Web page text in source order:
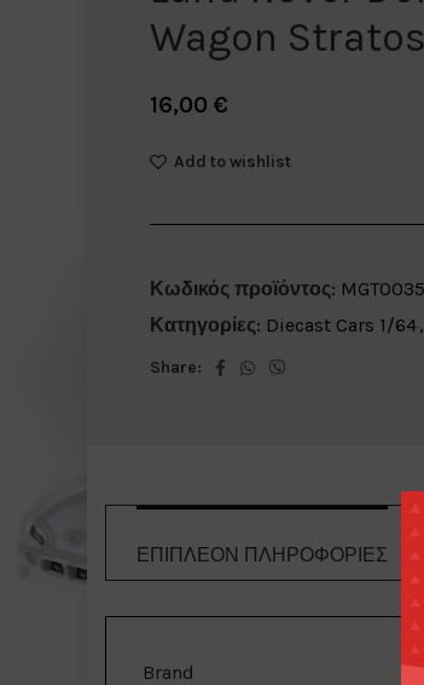
Wagon
16,00 €
Add to wishlist
Κωδικός προϊόντος:
Κατηγορίες: Diecast Cars 1/64,
Share:
ΕΠΙΠΛΈΟΝ ΠΛΗΡΟΦΟΡΊΕΣ
Brand